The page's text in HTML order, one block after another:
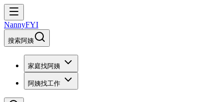
NannyFYI
搜索阿姨
家庭找阿姨
阿姨找工作